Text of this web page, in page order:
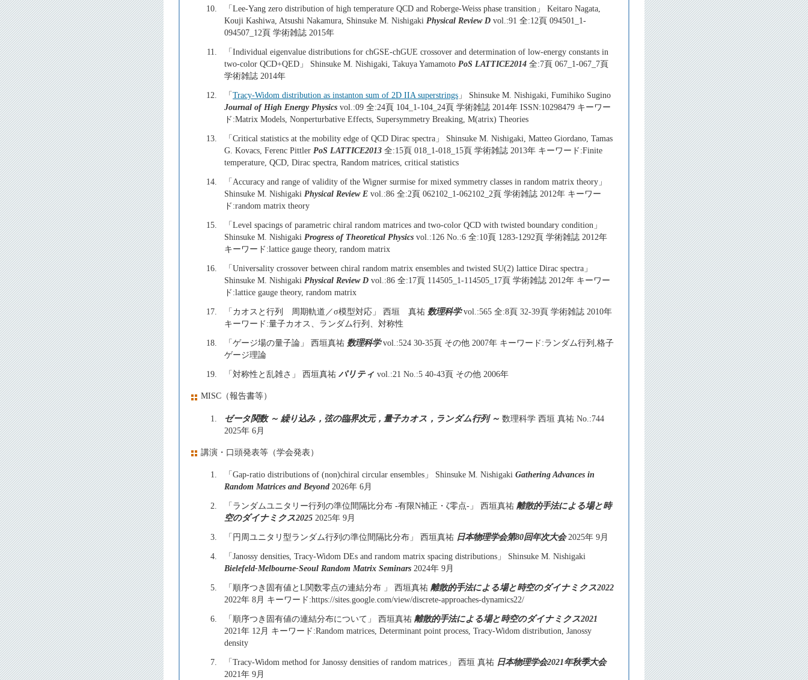
10.
「Lee-Yang zero distribution of high temperature QCD and Roberge-Weiss phase transition」 Keitaro Nagata,
Kouji Kashiwa, Atsushi Nakamura, Shinsuke M. Nishigaki Physical Review D vol.:91 全:12頁 094501_1-
094507_12頁 学術雑誌 2015年
11.
「Individual eigenvalue distributions for chGSE-chGUE crossover and determination of low-energy constants in
two-color QCD+QED」 Shinsuke M. Nishigaki, Takuya Yamamoto PoS LATTICE2014 全:7頁 067_1-067_7頁
学術雑誌 2014年
12.
「Tracy-Widom distribution as instanton sum of 2D IIA superstrings 」 Shinsuke M. Nishigaki, Fumihiko Sugino
Journal of High Energy Physics vol.:09 全:24頁 104_1-104_24頁 学術雑誌 2014年 ISSN:10298479 キーワー
ド:Matrix Models, Nonperturbative Effects, Supersymmetry Breaking, M(atrix) Theories
13.
「Critical statistics at the mobility edge of QCD Dirac spectra」 Shinsuke M. Nishigaki, Matteo Giordano, Tamas
G. Kovacs, Ferenc Pittler PoS LATTICE2013 全:15頁 018_1-018_15頁 学術雑誌 2013年 キーワード:Finite
temperature, QCD, Dirac spectra, Random matrices, critical statistics
14.
「Accuracy and range of validity of the Wigner surmise for mixed symmetry classes in random matrix theory」
Shinsuke M. Nishigaki Physical Review E vol.:86 全:2頁 062102_1-062102_2頁 学術雑誌 2012年 キーワー
ド:random matrix theory
15.
「Level spacings of parametric chiral random matrices and two-color QCD with twisted boundary condition」
Shinsuke M. Nishigaki Progress of Theoretical Physics vol.:126 No.:6 全:10頁 1283-1292頁 学術雑誌 2012年
キーワード:lattice gauge theory, random matrix
16.
「Universality crossover between chiral random matrix ensembles and twisted SU(2) lattice Dirac spectra」
Shinsuke M. Nishigaki Physical Review D vol.:86 全:17頁 114505_1-114505_17頁 学術雑誌 2012年 キーワー
ド:lattice gauge theory, random matrix
17.
「カオスと行列 周期軌道／σ模型対応」 西垣 真祐 数理科学vol.:565 全:8頁 32-39頁 学術雑誌 2010年
キーワード:量子カオス、ランダム行列、対称性
18.
「ゲージ場の量子論」 西垣真祐 数理科学vol.:524 30-35頁 その他 2007年 キーワード:ランダム行列,格子
ゲージ理論
19.
「対称性と乱雑さ」 西垣真祐 パリティ vol.:21 No.:5 40-43頁 その他 2006年
MISC（報告書等）
1. ゼータ関数 ～ 繰り込み，弦の臨界次元，量子カオス，ランダム行列 ～ 数理科学 西垣 真祐 No.:744
2025年 6月
講演・口頭発表等（学会発表）
1. 「Gap-ratio distributions of (non)chiral circular ensembles」 Shinsuke M. Nishigaki Gathering Advances in
Random Matrices and Beyond 2026年 6月
2.
「ランダムユニタリー行列の準位間隔比分布 -有限N補正・ζ零点-」 西垣真祐 離散的手法による場と時
空のダイナミクス2025 2025年 9月
3.
「円周ユニタリ型ランダム行列の準位間隔比分布」 西垣真祐 日本物理学会第80回年次大会2025年 9月
4.
「Janossy densities, Tracy-Widom DEs and random matrix spacing distributions」 Shinsuke M. Nishigaki
Bielefeld-Melbourne-Seoul Random Matrix Seminars 2024年 9月
5.
「順序つき固有値とL関数零点の連結分布 」 西垣真祐 離散的手法による場と時空のダイナミクス2022
2022年 8月 キーワード:https://sites.google.com/view/discrete-approaches-dynamics22/
6.
「順序つき固有値の連結分布について」 西垣真祐 離散的手法による場と時空のダイナミクス2021
2021年 12月 キーワード:Random matrices, Determinant point process, Tracy-Widom distribution, Janossy
density
7.
「Tracy-Widom method for Janossy densities of random matrices」 西垣 真祐 日本物理学会2021年秋季大会
2021年 9月